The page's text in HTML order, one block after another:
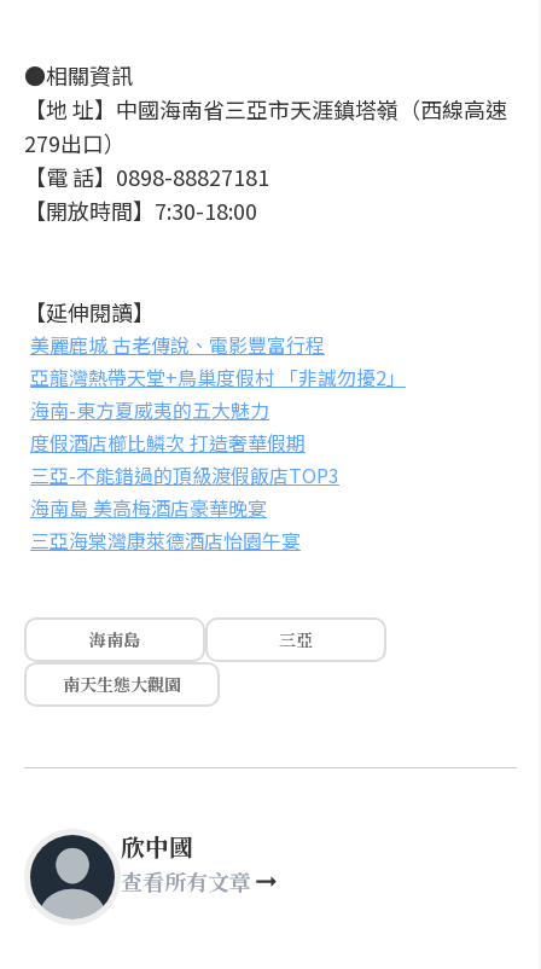
●相關資訊
【地 址】中國海南省三亞市天涯鎮塔嶺（西線高速
279出口）
【電 話】0898-88827181
【開放時間】7:30-18:00
【延伸閱讀】
美麗鹿城 古老傳說、電影豐富行程
亞龍灣熱帶天堂+鳥巢度假村 「非誠勿擾2」
海南-東方夏威夷的五大魅力
度假酒店櫛比鱗次 打造奢華假期
三亞-不能錯過的頂級渡假飯店TOP3
海南島 美高梅酒店豪華晚宴
三亞海棠灣康萊德酒店怡園午宴
海南島
三亞
南天生態大觀園
欣中國
查看所有文章